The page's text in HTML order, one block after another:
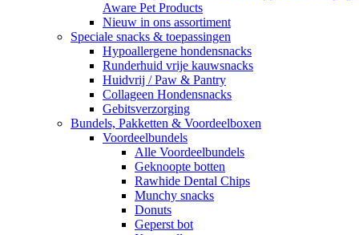
Aware Pet Products
Nieuw in ons assortiment
Speciale snacks & toepassingen
Hypoallergene hondensnacks
Runderhuid vrije kauwsnacks
Huidvrij / Paw & Pantry
Collageen Hondensnacks
Gebitsverzorging
Bundels, Pakketten & Voordeelboxen
Voordeelbundels
Alle Voordeelbundels
Geknoopte botten
Rawhide Dental Chips
Munchy snacks
Donuts
Geperst bot